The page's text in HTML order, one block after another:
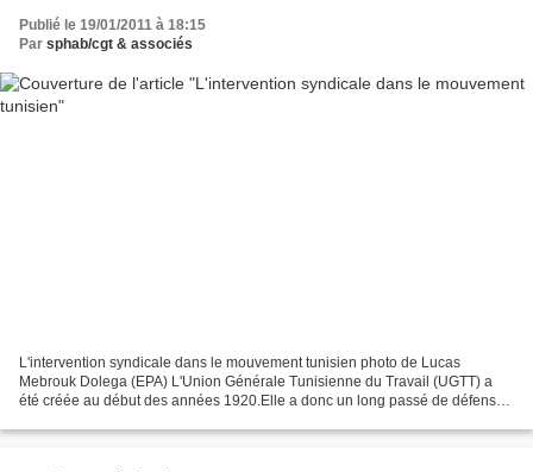
Publié le 19/01/2011 à 18:15
Par sphab/cgt & associés
L'intervention syndicale dans le mouvement tunisien photo de Lucas
Mebrouk Dolega (EPA) L'Union Générale Tunisienne du Travail (UGTT) a
été créée au début des années 1920.Elle a donc un long passé de défense